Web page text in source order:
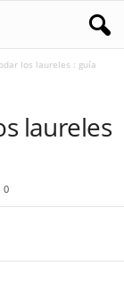
los laureles : guía
laureles
0